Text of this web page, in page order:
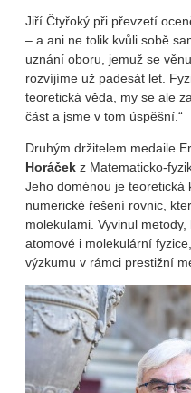
Jiří Čtyřoký při převzetí
– a ani ne tolik kvůli sobě
uznání oboru, jemuž se
rozvíjíme už padesát let.
teoretická věda, my se ale
část a jsme v tom úspěšní.“
Druhým držitelem medaile
Horáček z Matematicko-
Jeho doménou je teoretická
numerické řešení rovnic,
molekulami. Vyvinul
atomové i molekulární
výzkumu v rámci prestižní